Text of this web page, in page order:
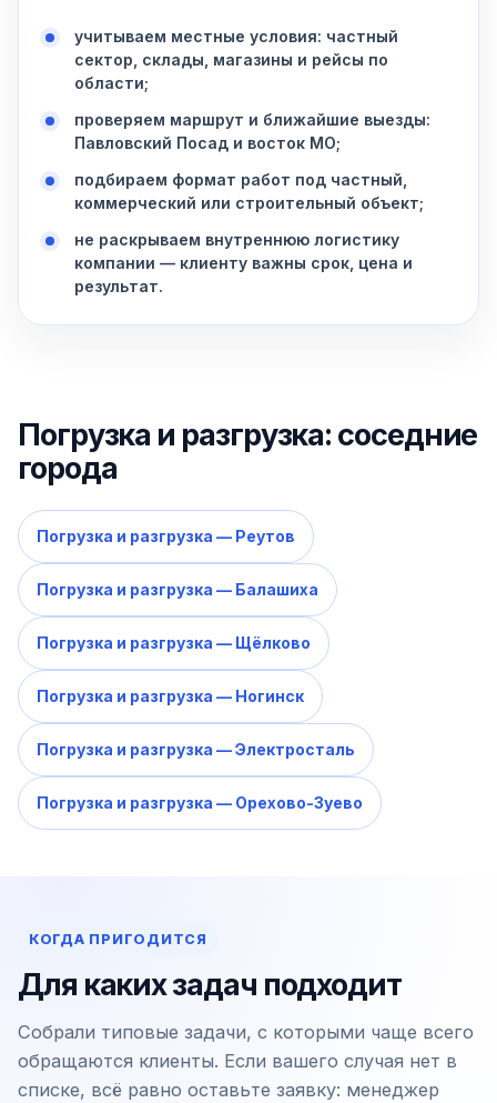
учитываем местные условия: частный
сектор, склады, магазины и рейсы по
области;
проверяем маршрут и ближайшие выезды:
Павловский Посад и восток МО;
подбираем формат работ под частный,
коммерческий или строительный объект;
не раскрываем внутреннюю логистику
компании — клиенту важны срок, цена и
результат.
Погрузка и разгрузка: соседние
города
Погрузка и разгрузка — Реутов
Погрузка и разгрузка — Балашиха
Погрузка и разгрузка — Щёлково
Погрузка и разгрузка — Ногинск
Погрузка и разгрузка — Электросталь
Погрузка и разгрузка — Орехово-Зуево
КОГДА ПРИГОДИТСЯ
Для каких задач подходит
Собрали типовые задачи, с которыми чаще всего
обращаются клиенты. Если вашего случая нет в
списке, всё равно оставьте заявку: менеджер